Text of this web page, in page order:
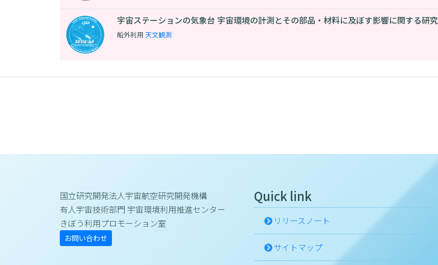
宇宙ステーションの気象台 宇宙環境の計測とその部品・材料に及ぼす影響に関する研究
船外利用 天文観測
国立研究開発法人宇宙航空研究開発機構
有人宇宙技術部門 宇宙環境利用推進センター
きぼう利用プロモーション室
お問い合わせ
Quick link
リリースノート
サイトマップ